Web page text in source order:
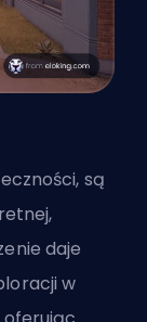
są
daje
w